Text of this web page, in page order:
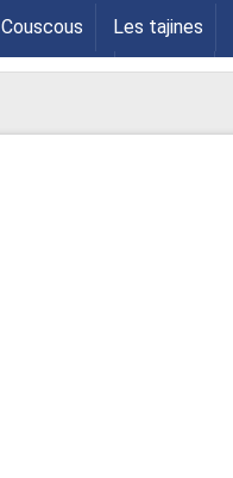
Couscous Les tajines
Les entrées Astuces